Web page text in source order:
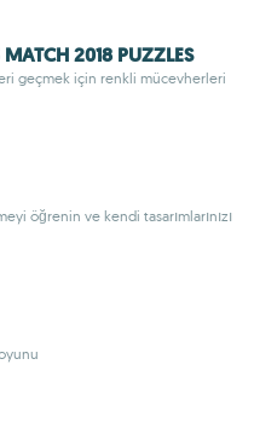
MATCH 2018 PUZZLES
geçmek için renkli mücevherleri
öğrenin ve kendi tasarımlarınızı